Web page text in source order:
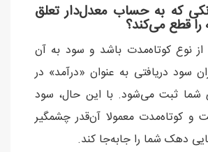
که به حساب معدل‌دار تعلق
را قطع می‌کند؟
نوع کوتاه‌مدت باشد و سود به آن
سود دریافتی به عنوان «درآمد» در
شما ثبت می‌شود. با این حال، سود
و کوتاه‌مدت معمولا آن‌قدر چشمگیر
دهک شما را جابه‌جا کند.